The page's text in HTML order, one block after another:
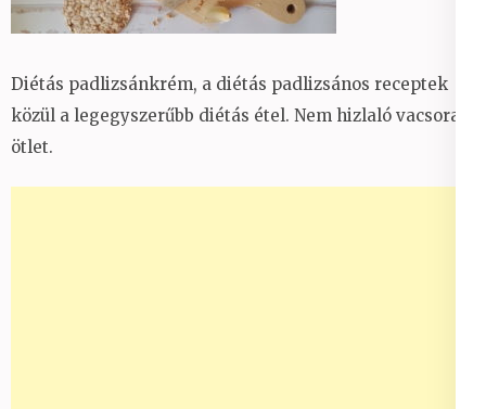
Diétás padlizsánkrém, a diétás padlizsános receptek
közül a legegyszerűbb diétás étel. Nem hizlaló vacsora
ötlet.